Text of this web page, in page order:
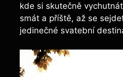
kde si skutečně
smát a příště, až se
jedinečné svatební